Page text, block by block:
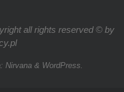
all rights reserved © by
Nirvana & WordPress.